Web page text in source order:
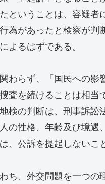
ということは、容疑者
為があったと検察が判
よるはずである。
わらず、「国民への影
査を続けることは相
検の判断は、刑事訴訟
人の性格、年齢及び境
、公訴を提起しないこ
ち、外交問題を一つの